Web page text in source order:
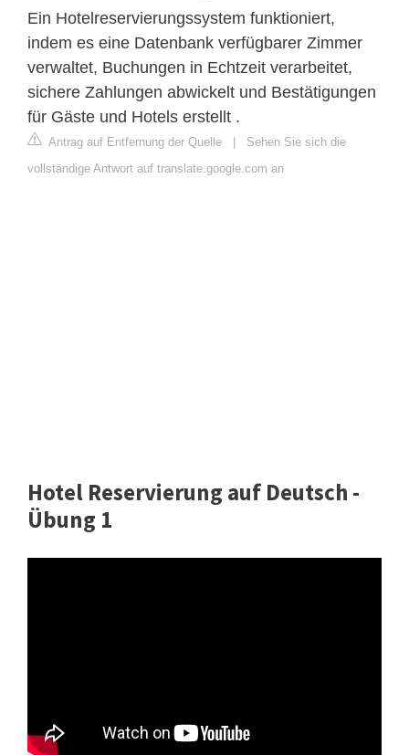
Ein Hotelreservierungssystem funktioniert,
indem es eine Datenbank verfügbarer Zimmer
verwaltet, Buchungen in Echtzeit verarbeitet,
sichere Zahlungen abwickelt und Bestätigungen
für Gäste und Hotels erstellt .
Antrag auf Entfernung der Quelle
Sehen Sie sich die
vollständige Antwort auf translate.google.com an
Hotel Reservierung auf Deutsch -
Übung 1